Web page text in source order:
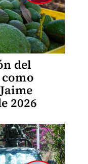
del
2026